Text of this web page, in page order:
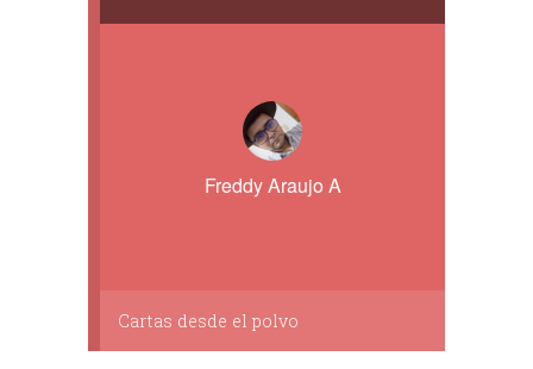
Freddy Araujo A
Cartas desde el polvo